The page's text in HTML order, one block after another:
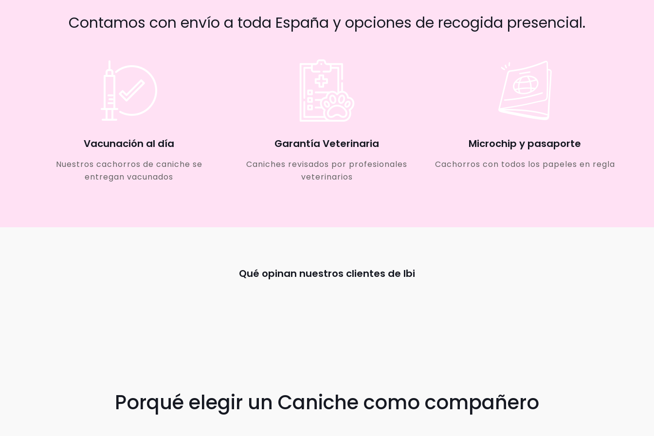
Contamos con envío a toda España y opciones de recogida presencial.
Vacunación al día
Nuestros cachorros de caniche se
entregan vacunados
Garantía Veterinaria
Caniches revisados por profesionales
veterinarios
Microchip y pasaporte
Cachorros con todos los papeles en regla
Qué opinan nuestros clientes de Ibi
Porqué elegir un Caniche como compañero